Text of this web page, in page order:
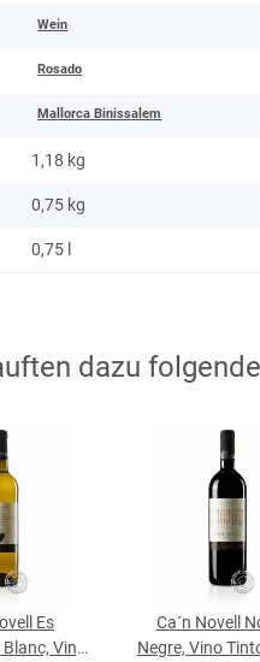
Wein
Rosado
Mallorca Binissalem
1,18 kg
0,75 kg
0,75 l
dazu
Es
Vino
Ca´n Novell
Negre, Vino